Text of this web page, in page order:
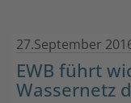
27.September
EWB führt
Wassernetz